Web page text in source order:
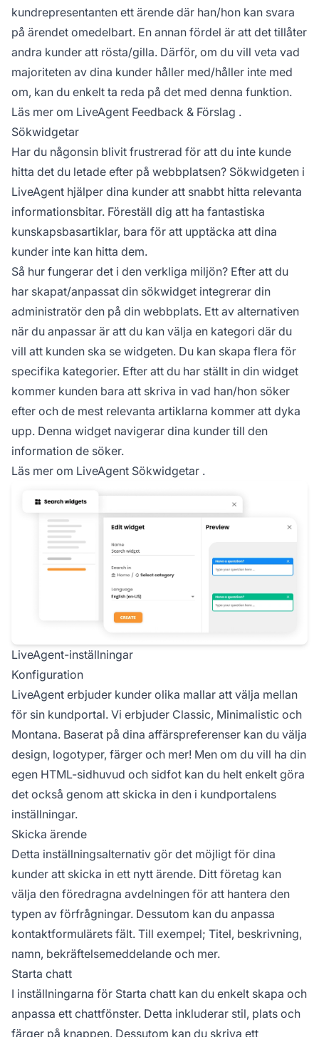
kundrepresentanten ett ärende där han/hon kan svara
på ärendet omedelbart. En annan fördel är att det tillåter
andra kunder att rösta/gilla. Därför, om du vill veta vad
majoriteten av dina kunder håller med/håller inte med
om, kan du enkelt ta reda på det med denna funktion.
Läs mer om LiveAgent Feedback & Förslag .
Sökwidgetar
Har du någonsin blivit frustrerad för att du inte kunde
hitta det du letade efter på webbplatsen? Sökwidgeten i
LiveAgent hjälper dina kunder att snabbt hitta relevanta
informationsbitar. Föreställ dig att ha fantastiska
kunskapsbasartiklar, bara för att upptäcka att dina
kunder inte kan hitta dem.
Så hur fungerar det i den verkliga miljön? Efter att du
har skapat/anpassat din sökwidget integrerar din
administratör den på din webbplats. Ett av alternativen
när du anpassar är att du kan välja en kategori där du
vill att kunden ska se widgeten. Du kan skapa flera för
specifika kategorier. Efter att du har ställt in din widget
kommer kunden bara att skriva in vad han/hon söker
efter och de mest relevanta artiklarna kommer att dyka
upp. Denna widget navigerar dina kunder till den
information de söker.
Läs mer om LiveAgent Sökwidgetar .
LiveAgent-inställningar
Konfiguration
LiveAgent erbjuder kunder olika mallar att välja mellan
för sin kundportal. Vi erbjuder Classic, Minimalistic och
Montana. Baserat på dina affärspreferenser kan du välja
design, logotyper, färger och mer! Men om du vill ha din
egen HTML-sidhuvud och sidfot kan du helt enkelt göra
det också genom att skicka in den i kundportalens
inställningar.
Skicka ärende
Detta inställningsalternativ gör det möjligt för dina
kunder att skicka in ett nytt ärende. Ditt företag kan
välja den föredragna avdelningen för att hantera den
typen av förfrågningar. Dessutom kan du anpassa
kontaktformulärets fält. Till exempel; Titel, beskrivning,
namn, bekräftelsemeddelande och mer.
Starta chatt
I inställningarna för Starta chatt kan du enkelt skapa och
anpassa ett chattfönster. Detta inkluderar stil, plats och
färger på knappen. Dessutom kan du skriva ett